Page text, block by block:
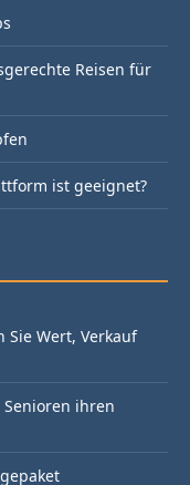
Reisen für
ist geeignet?
Sie Wert, Verkauf
ihren